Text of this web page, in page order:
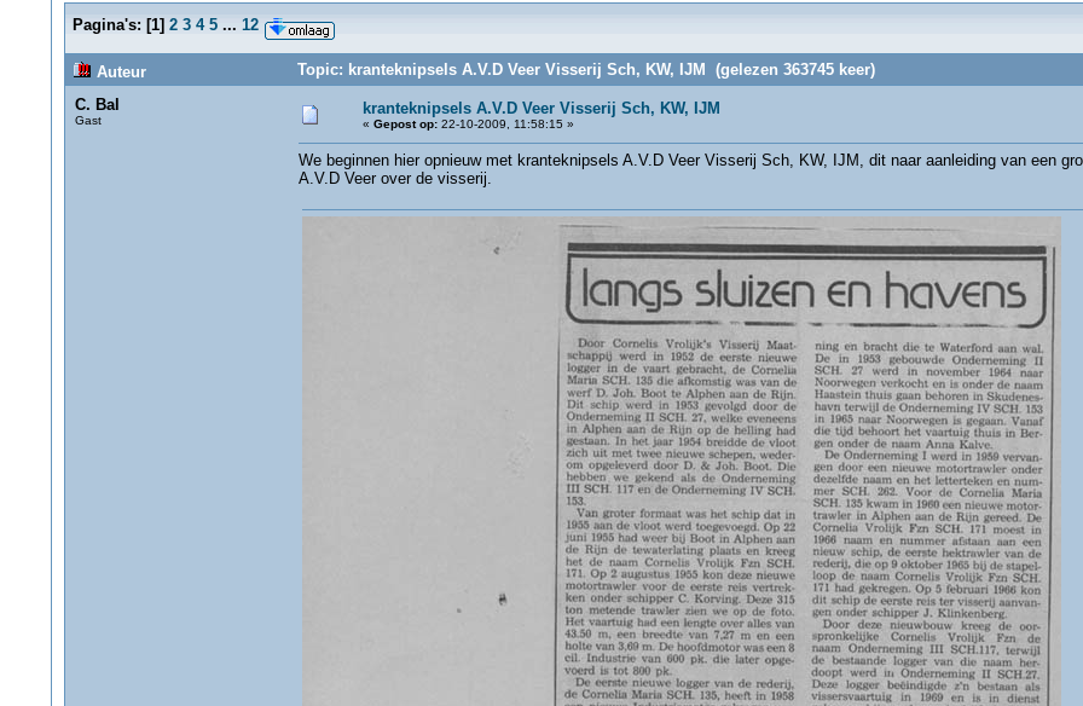
Pagina's: [1] 2 3 4 5 ... 12
Auteur
Topic: kranteknipsels A.V.D Veer Visserij Sch, KW, IJM (gelezen 363745 keer)
C. Bal
Gast
kranteknipsels A.V.D Veer Visserij Sch, KW, IJM
« Gepost op:22-10-2009, 11:58:15 »
We beginnen hier opnieuw met kranteknipsels A.V.D Veer Visserij Sch, KW, IJM, dit naar aanleiding van een
A.V.D Veer over de visserij.